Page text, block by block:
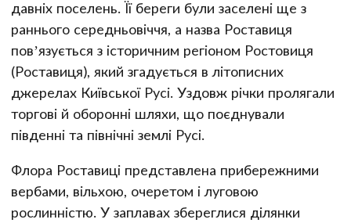
давніх поселень. Її береги були заселені ще з
раннього середньовіччя, а назва Роставиця
пов’язується з історичним регіоном Ростовиця
(Роставиця), який згадується в літописних
джерелах Київської Русі. Уздовж річки пролягали
торгові й оборонні шляхи, що поєднували
південні та північні землі Русі.
Флора Роставиці представлена прибережними
вербами, вільхою, очеретом і луговою
рослинністю. У заплавах збереглися ділянки